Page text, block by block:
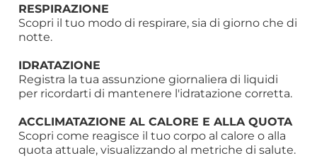
RESPIRAZIONE
Scopri il tuo modo di respirare, sia di giorno che di
notte.
IDRATAZIONE
Registra la tua assunzione giornaliera di liquidi
per ricordarti di mantenere l'idratazione corretta.
ACCLIMATAZIONE AL CALORE E ALLA QUOTA
Scopri come reagisce il tuo corpo al calore o alla
quota attuale, visualizzando al metriche di salute.